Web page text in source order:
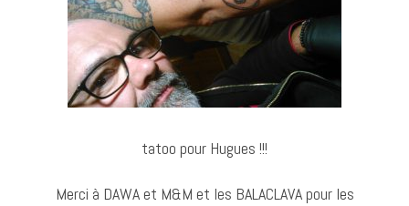
tatoo pour Hugues !!!
Merci à DAWA et M&M et les BALACLAVA pour les